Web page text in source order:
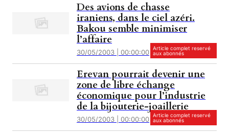
Des avions de chasse
iraniens, dans le ciel azéri.
Bakou semble minimiser
l’affaire
30/05/2003 | 00:00:00 Article complet reservé
aux abonnés
Erevan pourrait devenir une
zone de libre échange
économique pour l’industrie
de la bijouterie-joaillerie
30/05/2003 | 00:00:00 Article complet reservé
aux abonnés